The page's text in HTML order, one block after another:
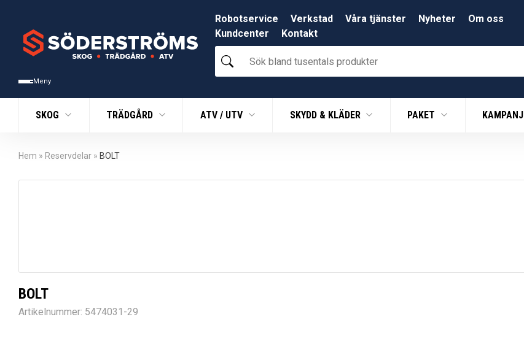
Meny
Robotservice Verkstad Våra tjänster Nyheter
Om oss
Kundcenter
Kontakt
Sök
bland
produkter
SKOG TRÄDGÅRD ATV / UTV SKYDD & KLÄDER PAKET KAMPANJ
Hem » Reservdelar » BOLT
BOLT
Artikelnummer: 5474031-29